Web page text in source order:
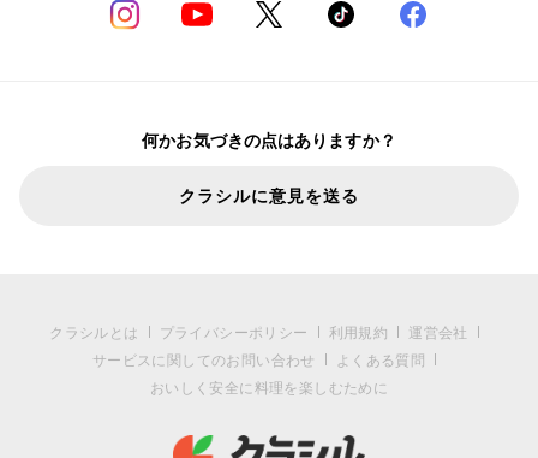
何かお気づきの点はありますか？
クラシルに意見を送る
クラシルとは プライバシーポリシー 利用規約
運営会社
サービスに関してのお問い合わせ
よくある質問
おいしく安全に料理を楽しむために